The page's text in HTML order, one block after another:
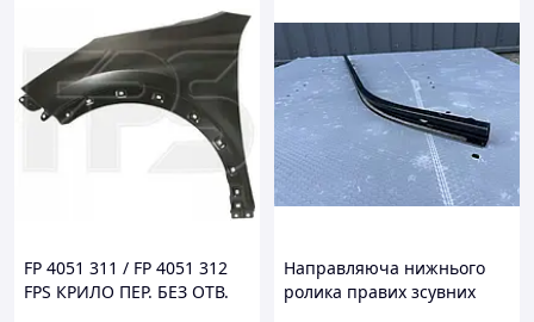
FP 4051 311 / FP 4051 312
FPS КРИЛО ПЕР. БЕЗ ОТВ.
Направляюча нижнього
ролика правих зсувних